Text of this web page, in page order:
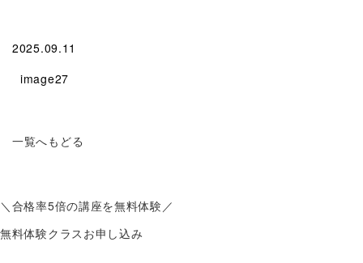
2025.09.11
image27
一覧へもどる
＼合格率5倍の講座を無料体験／
無料体験クラスお申し込み